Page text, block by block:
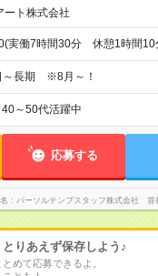
ート株式会社
実働7時間30分 休憩1時間10
～長期 ※8月～！
40～50代活躍中
応募する
パーソルテンプスタッフ株式会社 首
とりあえず保存しよう♪
めて応募できるよ。